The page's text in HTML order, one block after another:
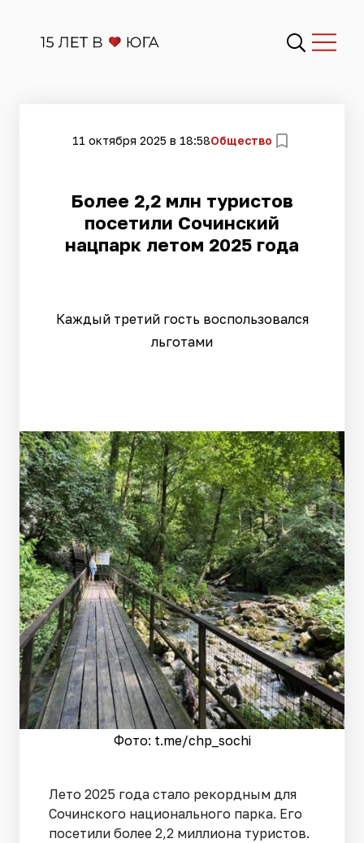
11 октября 2025 в 18:58Общество
Более 2,2 млн туристов
посетили Сочинский
нацпарк летом 2025 года
Каждый третий гость воспользовался
льготами
Фото: t.me/chp_sochi
Лето 2025 года стало рекордным для
Сочинского национального парка. Его
посетили более 2,2 миллиона туристов.